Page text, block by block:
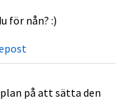
för nån? :)
på att sätta den